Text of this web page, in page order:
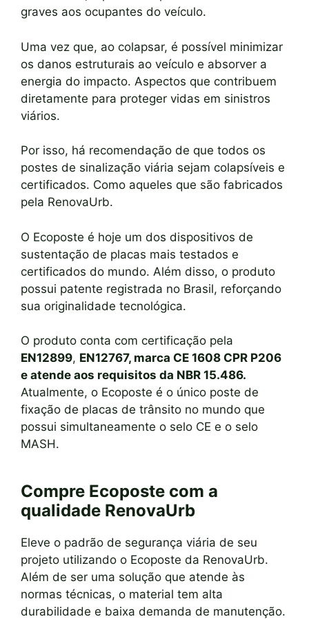
graves aos ocupantes do veículo.
Uma vez que, ao colapsar, é possível minimizar
os danos estruturais ao veículo e absorver a
energia do impacto. Aspectos que contribuem
diretamente para proteger vidas em sinistros
viários.
Por isso, há recomendação de que todos os
postes de sinalização viária sejam colapsíveis e
certificados. Como aqueles que são fabricados
pela RenovaUrb.
O Ecoposte é hoje um dos dispositivos de
sustentação de placas mais testados e
certificados do mundo. Além disso, o produto
possui patente registrada no Brasil, reforçando
sua originalidade tecnológica.
O produto conta com certificação pela
EN12899, EN12767, marca CE 1608 CPR P206
e atende aos requisitos da NBR 15.486.
Atualmente, o Ecoposte é o único poste de
fixação de placas de trânsito no mundo que
possui simultaneamente o selo CE e o selo
MASH.
Compre Ecoposte com a
qualidade RenovaUrb
Eleve o padrão de segurança viária de seu
projeto utilizando o Ecoposte da RenovaUrb.
Além de ser uma solução que atende às
normas técnicas, o material tem alta
durabilidade e baixa demanda de manutenção.